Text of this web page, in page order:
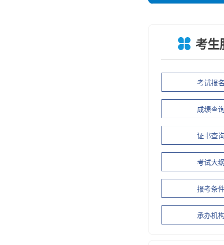
考生
考试报
成绩查
证书查
考试大
报考条
承办机